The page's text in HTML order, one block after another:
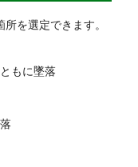
を選定できます。
もに墜落